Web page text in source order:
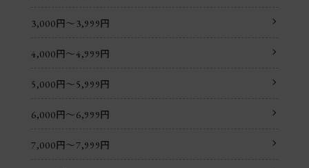
3,000円〜3,999円
4,000円〜4,999円
5,000円〜5,999円
6,000円〜6,999円
7,000円〜7,999円